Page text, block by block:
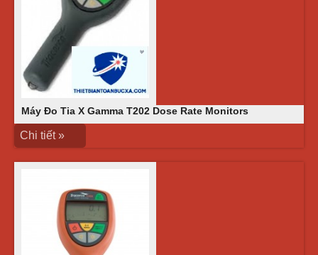
Máy Đo Tia X Gamma T202 Dose Rate Monitors
Chi tiết »